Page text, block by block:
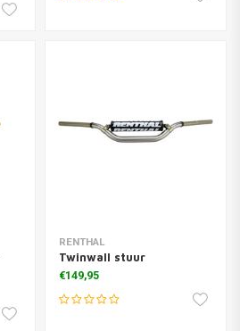
RENTHAL
Twinwall stuur
€149,95